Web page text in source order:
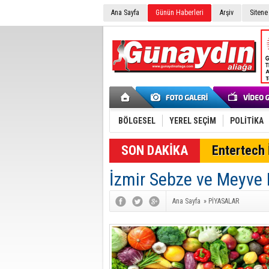
Ana Sayfa Günün Haberleri Arşiv
BÖLGESEL YEREL SEÇİM POLİTİKA
SON DAKİKA Entertech
İzmir Sebze ve
Ana Sayfa » PİYASALAR